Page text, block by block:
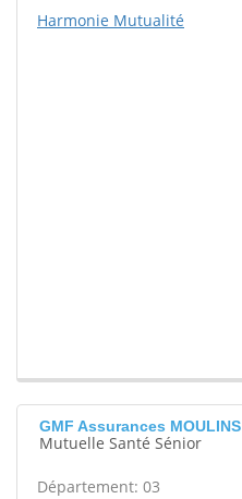
Harmonie Mutualité
GMF Assurances MOULINS
Mutuelle Santé Sénior
Département: 03